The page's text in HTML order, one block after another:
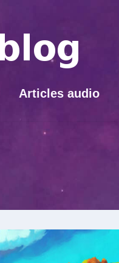
Articles audio